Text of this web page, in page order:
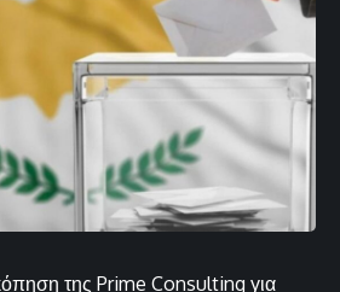
της Prime Consulting για